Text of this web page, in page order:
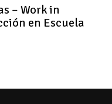
– Work in
en Escuela